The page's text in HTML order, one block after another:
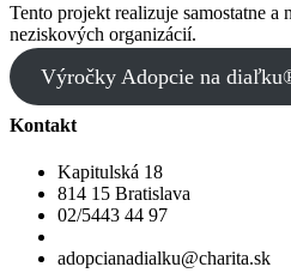
Tento projekt realizuje samostatne a
neziskových organizácií.
Výročky Adopcie na
Kontakt
Kapitulská 18
814 15 Bratislava
02/5443 44 97
adopcianadialku@charita.sk